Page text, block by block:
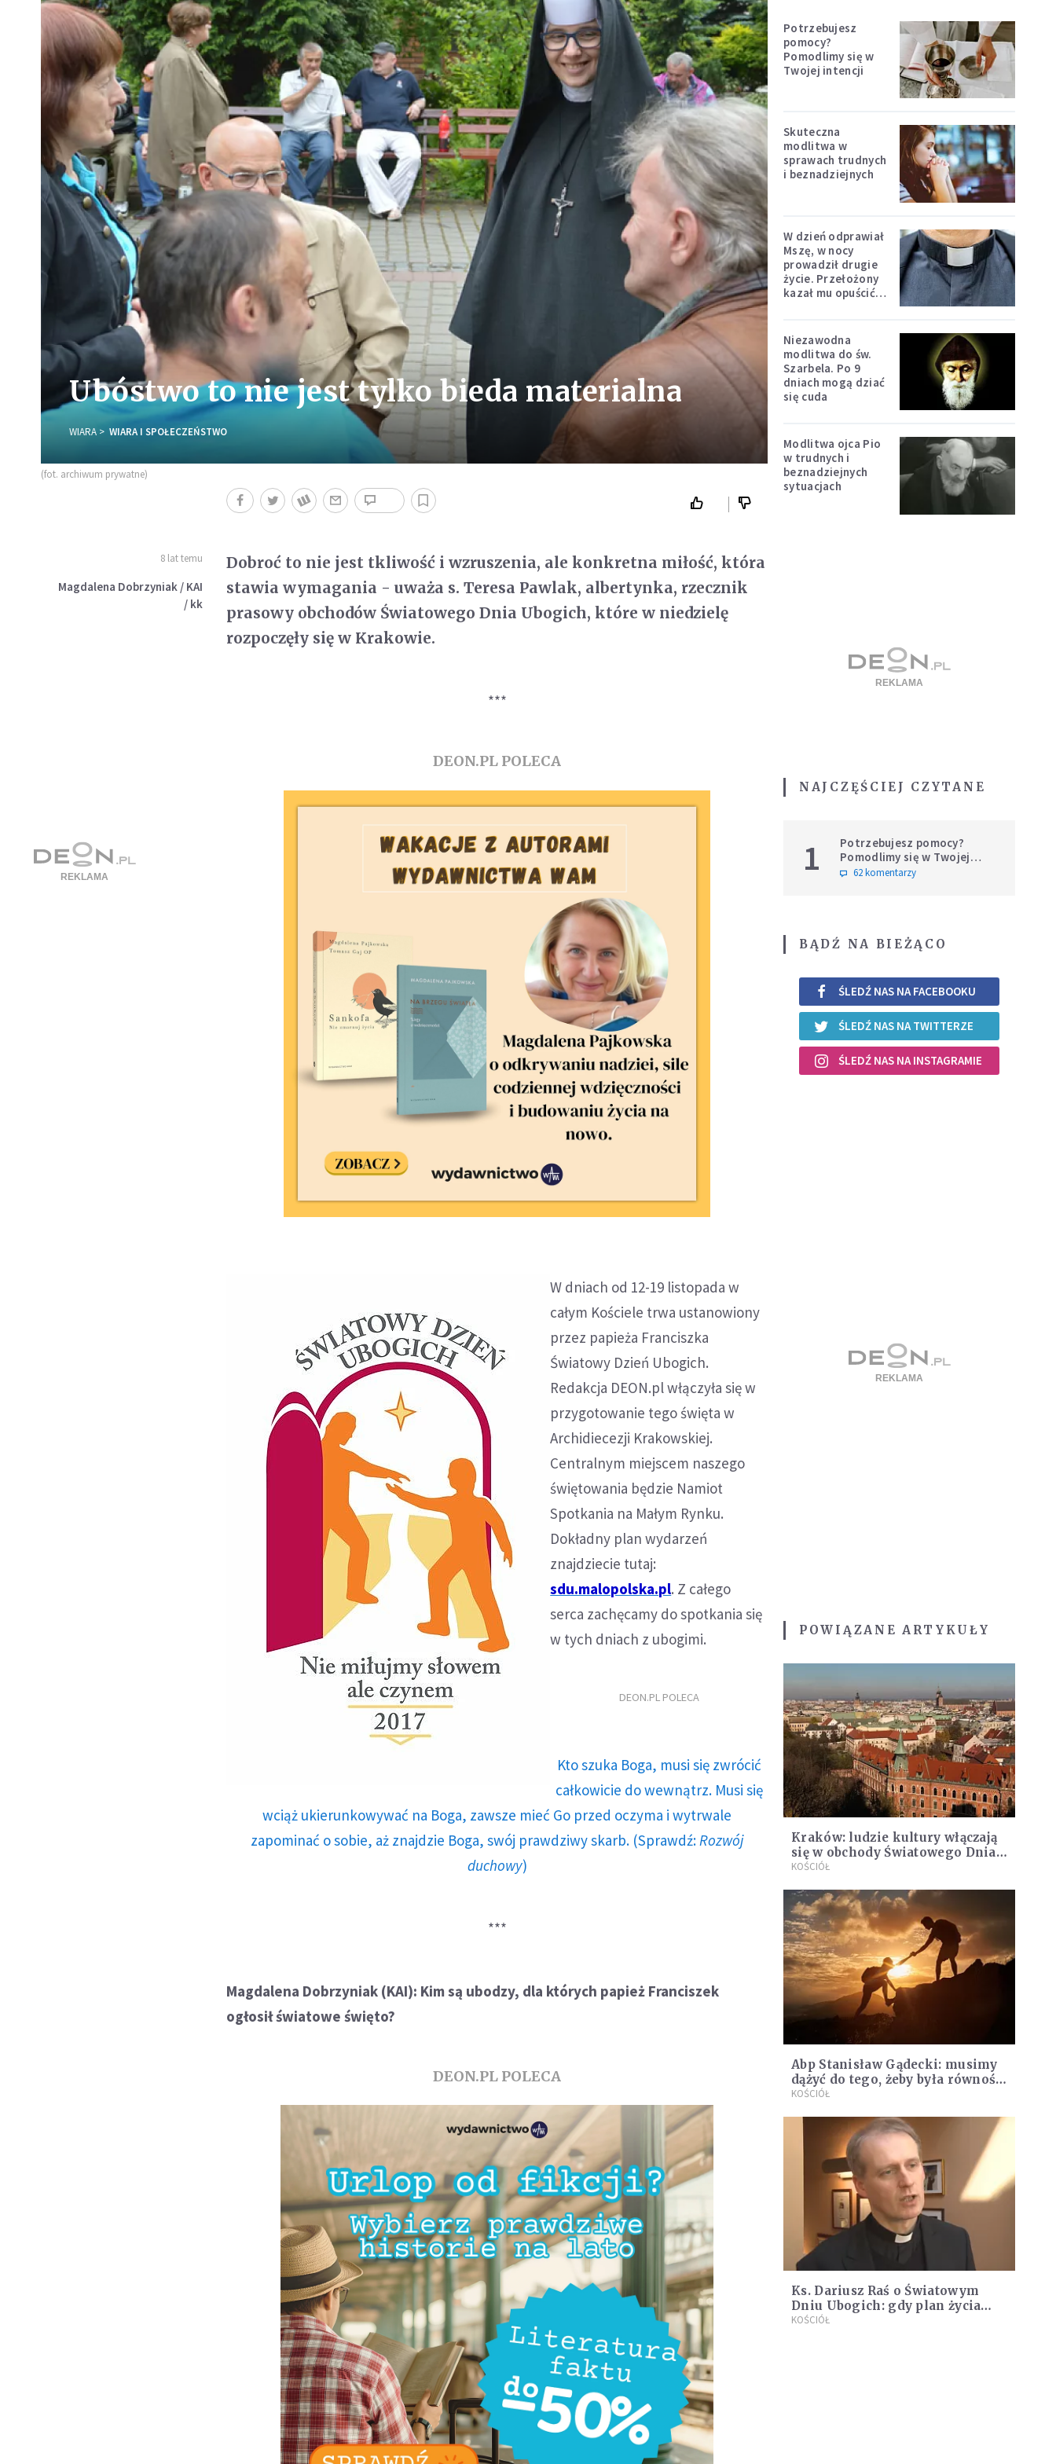
Ubóstwo to nie jest tylko bieda materialna
WIARA WIARA I SPOŁECZEŃSTWO
(fot. archiwum prywatne)
8 lat temu
Magdalena Dobrzyniak / KAI
/ kk
Dobroć to nie jest tkliwość i wzruszenia, ale konkretna miłość, która
stawia wymagania - uważa s. Teresa Pawlak, albertynka, rzecznik
prasowy obchodów Światowego Dnia Ubogich, które w niedzielę
rozpoczęły się w Krakowie.
***
DEON.PL POLECA
W dniach od 12-19 listopada w
całym Kościele trwa ustanowiony
przez papieża Franciszka
Światowy Dzień Ubogich.
Redakcja DEON.pl włączyła się w
przygotowanie tego święta w
Archidiecezji Krakowskiej.
Centralnym miejscem naszego
świętowania będzie Namiot
Spotkania na Małym Rynku.
Dokładny plan wydarzeń
znajdziecie tutaj:
sdu.malopolska.pl. Z całego
serca zachęcamy do spotkania się
w tych dniach z ubogimi.
DEON.PL POLECA
Kto szuka Boga, musi się zwrócić
całkowicie do wewnątrz. Musi się
wciąż ukierunkowywać na Boga, zawsze mieć Go przed oczyma i wytrwale
zapominać o sobie, aż znajdzie Boga, swój prawdziwy skarb. (Sprawdź: Rozwój
duchowy)
***
Magdalena Dobrzyniak (KAI): Kim są ubodzy, dla których papież Franciszek
ogłosił światowe święto?
DEON.PL POLECA
Potrzebujesz
pomocy?
Pomodlimy się w
Twojej intencji
Skuteczna
modlitwa w
sprawach trudnych
i beznadziejnych
W dzień odprawiał
Mszę, w nocy
prowadził drugie
życie. Przełożony
kazał mu opuścić
Niezawodna
modlitwa do św.
Szarbela. Po 9
dniach mogą dziać
się cuda
Modlitwa ojca Pio
w trudnych i
beznadziejnych
sytuacjach
NAJCZĘŚCIEJ CZYTANE
1
Potrzebujesz pomocy?
Pomodlimy się w Twojej
intencji
62 komentarzy
BĄDŹ NA BIEŻĄCO
ŚLEDŹ NAS NA FACEBOOKU
ŚLEDŹ NAS NA TWITTERZE
ŚLEDŹ NAS NA INSTAGRAMIE
POWIĄZANE ARTYKUŁY
Kraków: ludzie kultury włączają
się w obchody Światowego Dnia
Ubogich
KOŚCIÓŁ
Abp Stanisław Gądecki: musimy
dążyć do tego, żeby była równość.
O czym mówi?
KOŚCIÓŁ
Ks. Dariusz Raś o Światowym
Dniu Ubogich: gdy plan życia
runął
KOŚCIÓŁ